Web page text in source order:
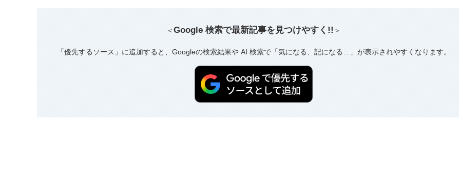
＜Google 検索で最新記事を見つけやすく!! ＞
「優先するソース」に追加すると、Googleの検索結果や AI 検索で「気になる、記になる…」が表示されやすくなります。